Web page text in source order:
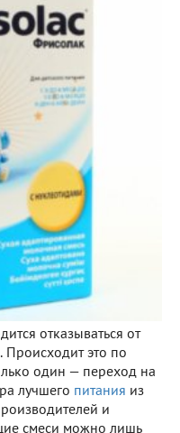
отказываться от
Происходит это по
один — переход на
лучшего питания из
и
смеси можно лишь